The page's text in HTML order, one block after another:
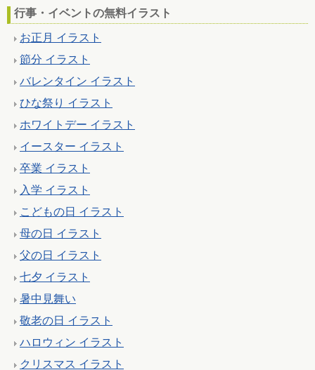
行事・イベントの無料イラスト
お正月 イラスト
節分 イラスト
バレンタイン イラスト
ひな祭り イラスト
ホワイトデー イラスト
イースター イラスト
卒業 イラスト
入学 イラスト
こどもの日 イラスト
母の日 イラスト
父の日 イラスト
七夕 イラスト
暑中見舞い
敬老の日 イラスト
ハロウィン イラスト
クリスマス イラスト